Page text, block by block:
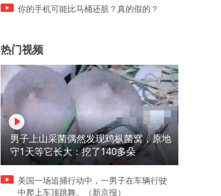
你的手机可能比马桶还脏？真的假的？
热门视频
男子上山采菌偶然发现鸡枞菌窝，原地
守1天等它长大：挖了140多朵
美国一场追捕行动中，一男子在车辆行驶
中爬上车顶跳舞。（新京报）